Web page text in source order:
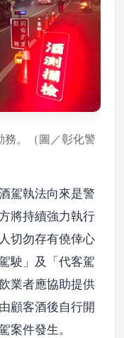
。（圖／彰化警
駕執法向來是警
將持續強力執行
切勿存有僥倖心
駛」及「代客駕
業者應協助提供
顧客酒後自行開
案件發生。